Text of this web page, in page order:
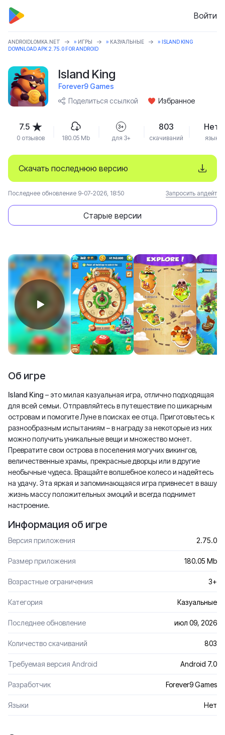
Войти
ANDROIDLOMKA.NET » ИГРЫ » КАЗУАЛЬНЫЕ
» ISLAND KING
DOWNLOAD APK 2.75.0 FOR ANDROID
Island King
Forever9 Games
Поделиться ссылкой
Избранное
Скачать последнюю версию
Старые версии
Последнее обновление 9-07-2026, 18:50 Запросить апдейт
7.5
0 отзывов 180.05 Mb
3+
для 3+
803
скачиваний
Нет
язык
Об игре
Island King – это милая казуальная игра, отлично подходящая
для всей семьи. Отправляйтесь в путешествие по шикарным
островам и помогите Луне в поисках ее отца. Приготовьтесь к
разнообразным испытаниям – в награду за некоторые из них
можно получить уникальные вещи и множество монет.
Превратите свои острова в поселения могучих викингов,
величественные храмы, прекрасные дворцы или в другие
необычные чудеса. Вращайте волшебное колесо и надейтесь
на удачу. Эта яркая и запоминающаяся игра привнесет в вашу
жизнь массу положительных эмоций и всегда поднимет
настроение.
Информация об игре
Версия приложения 2.75.0
Размер приложения 180.05 Mb
Возрастные ограничения 3+
Категория Казуальные
Последнее обновление июл 09, 2026
Количество скачиваний 803
Требуемая версия Android Android 7.0
Разработчик Forever9 Games
Языки Нет